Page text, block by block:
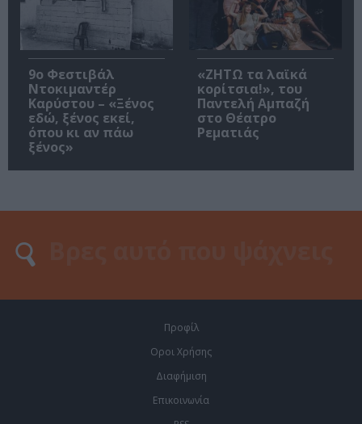
9ο Φεστιβάλ
Ντοκιμαντέρ
Καρύστου – «Ξένος
εδώ, ξένος εκεί,
όπου κι αν πάω
ξένος»
«ΖΗΤΩ τα λαϊκά
κορίτσια!», του
Παντελή Αμπαζή
στο Θέατρο
Ρεματιάς
Προφίλ
Οροι Χρήσης
Διαφήμιση
Επικοινωνία